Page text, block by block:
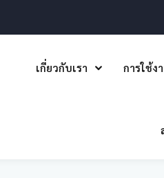
เกี่ยวกับเรา การใช้ง